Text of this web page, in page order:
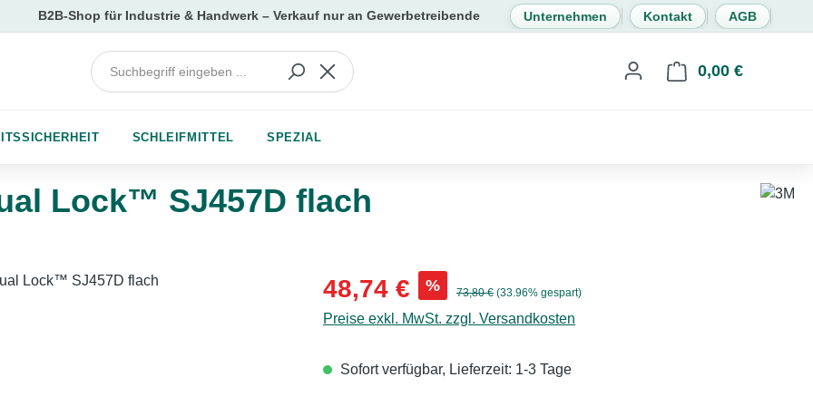
Unternehmen Kontakt AGB
0,00 €
SCHLEIFMITTEL SPEZIAL
Lock™ SJ457D flach
Verkaufspreis:
48,74 € % Regulärer Preis:
73,80 € (33.96% gespart)
Preise exkl. MwSt. zzgl. Versandkosten
Sofort verfügbar, Lieferzeit: 1-3 Tage